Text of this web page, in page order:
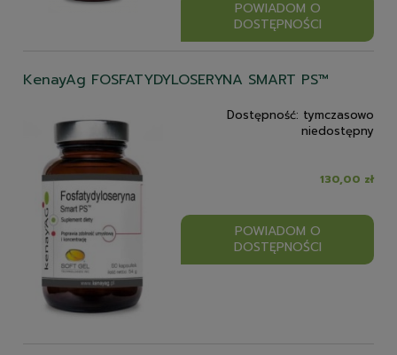
POWIADOM O
DOSTĘPNOŚCI
KenayAg FOSFATYDYLOSERYNA SMART PS™
Dostępność: tymczasowo
niedostępny
130,00 zł
POWIADOM O
DOSTĘPNOŚCI